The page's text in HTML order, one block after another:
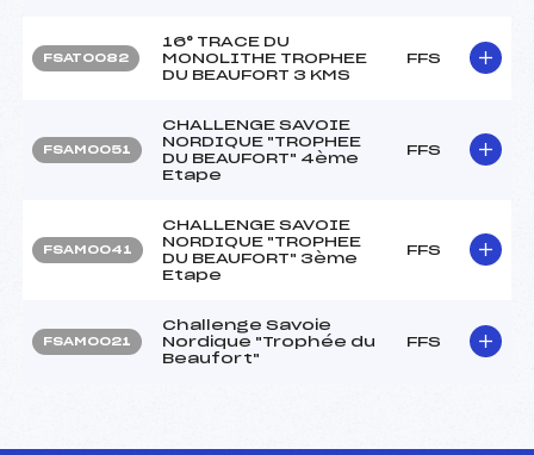
FSAT0082
16° TRACE DU
MONOLITHE TROPHEE
DU BEAUFORT 3 KMS
FFS
FSAM0051
CHALLENGE SAVOIE
NORDIQUE "TROPHEE
DU BEAUFORT" 4ème
Etape
FFS
FSAM0041
CHALLENGE SAVOIE
NORDIQUE "TROPHEE
DU BEAUFORT" 3ème
Etape
FFS
FSAM0021
Challenge Savoie
Nordique "Trophée du
Beaufort"
FFS